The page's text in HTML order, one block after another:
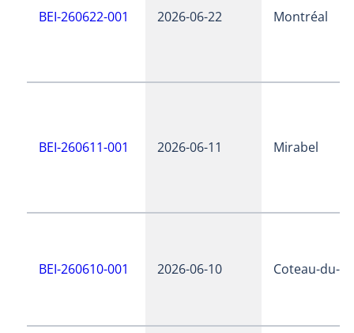
BEI-260622-001 2026-06-22 Montréal
BEI-260611-001 2026-06-11 Mirabel
BEI-260610-001 2026-06-10 Coteau-du-